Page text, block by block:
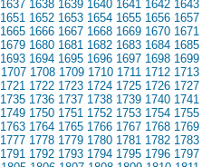
1637 1638 1639 1640 1641 1642 1643
1651 1652 1653 1654 1655 1656 1657
1665 1666 1667 1668 1669 1670 1671
1679 1680 1681 1682 1683 1684 1685
1693 1694 1695 1696 1697 1698 1699
1707 1708 1709 1710 1711 1712 1713
1721 1722 1723 1724 1725 1726 1727
1735 1736 1737 1738 1739 1740 1741
1749 1750 1751 1752 1753 1754 1755
1763 1764 1765 1766 1767 1768 1769
1777 1778 1779 1780 1781 1782 1783
1791 1792 1793 1794 1795 1796 1797